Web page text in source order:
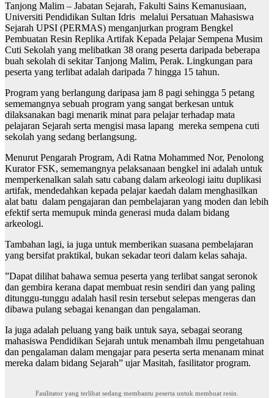
Tanjong Malim – Jabatan Sejarah, Fakulti Sains Kemanusiaan,
Universiti Pendidikan Sultan Idris melalui Persatuan Mahasiswa
Sejarah UPSI (PERMAS) menganjurkan program Bengkel
Pembuatan Resin Replika Artifak Kepada Pelajar Sempena Musim
Cuti Sekolah yang melibatkan 38 orang peserta daripada beberapa
buah sekolah di sekitar Tanjong Malim, Perak. Lingkungan para
peserta yang terlibat adalah daripada 7 hingga 15 tahun.
Program yang berlangung daripasa jam 8 pagi sehingga 5 petang
sememangnya sebuah program yang sangat berkesan untuk
dilaksanakan bagi menarik minat para pelajar terhadap mata
pelajaran Sejarah serta mengisi masa lapang mereka sempena cuti
sekolah yang sedang berlangsung.
Menurut Pengarah Program, Adi Ratna Mohammed Nor, Penolong
Kurator FSK, sememangnya pelaksanaan bengkel ini adalah untuk
memperkenalkan salah satu cabang dalam arkeologi iaitu duplikasi
artifak, mendedahkan kepada pelajar kaedah dalam menghasilkan
alat batu dalam pengajaran dan pembelajaran yang moden dan lebih
efektif serta memupuk minda generasi muda dalam bidang
arkeologi.
Tambahan lagi, ia juga untuk memberikan suasana pembelajaran
yang bersifat praktikal, bukan sekadar teori dalam kelas sahaja.
”Dapat dilihat bahawa semua peserta yang terlibat sangat seronok
dan gembira kerana dapat membuat resin sendiri dan yang paling
ditunggu-tunggu adalah hasil resin tersebut selepas mengeras dan
dibawa pulang sebagai kenangan dan pengalaman.
Ia juga adalah peluang yang baik untuk saya, sebagai seorang
mahasiswa Pendidikan Sejarah untuk menambah ilmu pengetahuan
dan pengalaman dalam mengajar para peserta serta menanam minat
mereka dalam bidang Sejarah” ujar Masitah, fasilitator program.
Fasilitator yang terlibat sedang membantu peserta untuk membuat resin.